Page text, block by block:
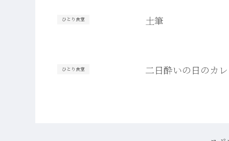
ひとり食堂 土筆
ひとり食堂 二日酔いの日のカ